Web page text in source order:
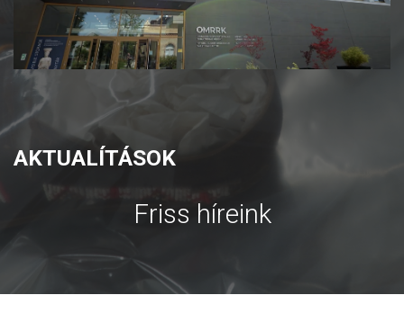
AKTUALÍTÁSOK
Friss híreink